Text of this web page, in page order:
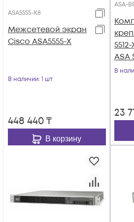
ASA5555-K8
Межсетевой экран
Cisco ASA5555-X
В наличии: 1 шт
448 440₸
В корзину
ASA-
ASA
В
23